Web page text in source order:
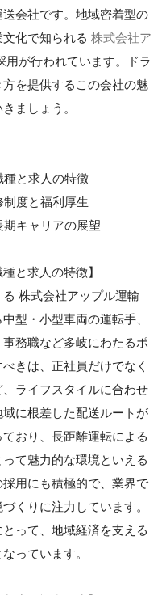
会社です。地域密着型の
文化で知られる株式会社ア
用が行われています。ドラ
を提供するこの会社の魅
ましょう。
種と求人の特徴
度と福利厚生
キャリアの展望
と求人の特徴】
株式会社アップル運輸
型・小型車両の運転手、
務職など多岐にわたるポ
きは、正社員だけでなく
ライフスタイルに合わせ
に根差した配送ルートが
おり、長距離運転による
て魅力的な環境といえる
用にも積極的で、業界で
くりに注力しています。
って、地域経済を支える
っています。